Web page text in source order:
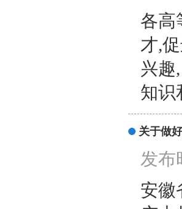
各高
才,
兴趣
知识
关于做
发布
安徽